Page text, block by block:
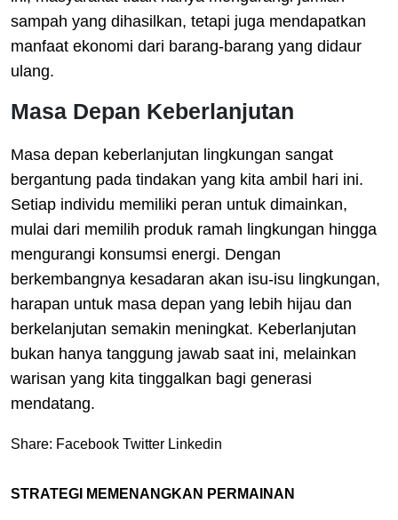
sampah yang dihasilkan, tetapi juga mendapatkan
manfaat ekonomi dari barang-barang yang didaur
ulang.
Masa Depan Keberlanjutan
Masa depan keberlanjutan lingkungan sangat
bergantung pada tindakan yang kita ambil hari ini.
Setiap individu memiliki peran untuk dimainkan,
mulai dari memilih produk ramah lingkungan hingga
mengurangi konsumsi energi. Dengan
berkembangnya kesadaran akan isu-isu lingkungan,
harapan untuk masa depan yang lebih hijau dan
berkelanjutan semakin meningkat. Keberlanjutan
bukan hanya tanggung jawab saat ini, melainkan
warisan yang kita tinggalkan bagi generasi
mendatang.
Share: Facebook Twitter Linkedin
STRATEGI MEMENANGKAN PERMAINAN